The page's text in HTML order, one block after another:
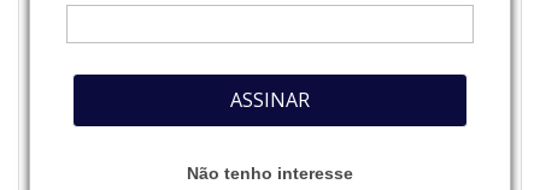
ASSINAR
Não tenho interesse